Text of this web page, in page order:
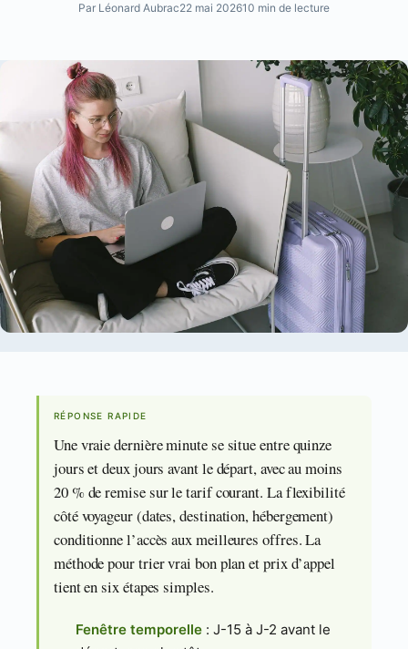
Par Léonard Aubrac22 mai 202610 min de lecture
RÉPONSE RAPIDE
Une vraie dernière minute se situe entre quinze
jours et deux jours avant le départ, avec au moins
20 % de remise sur le tarif courant. La flexibilité
côté voyageur (dates, destination, hébergement)
conditionne l’accès aux meilleures offres. La
méthode pour trier vrai bon plan et prix d’appel
tient en six étapes simples.
Fenêtre temporelle : J-15 à J-2 avant le